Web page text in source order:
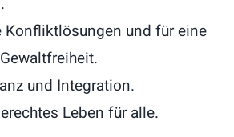
Konfliktlösungen und für eine
und Integration.
Leben für alle.